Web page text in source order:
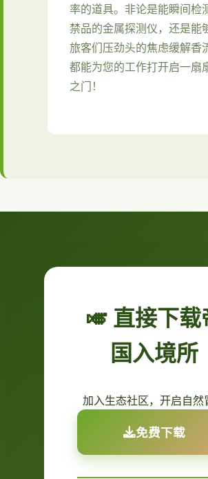
率的道具。非论是能瞬间检
禁品的金属探测仪，还是能
旅客们压劲头的焦虑缓解香
都能为您的工作打开启一扇
之门！
🎺 直接下载
国入境所
加入生态社区，开启自然
免费下载